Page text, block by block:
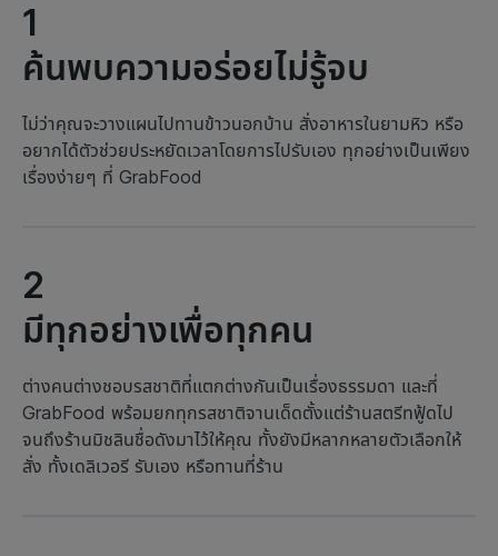
1
ค้นพบความอร่อยไม่รู้จบ
ไม่ว่าคุณจะวางแผนไปทานข้าวนอกบ้าน สั่งอาหารในยามหิว หรือ
อยากได้ตัวช่วยประหยัดเวลาโดยการไปรับเอง ทุกอย่างเป็นเพียง
เรื่องง่ายๆ ที่ GrabFood
2
มีทุกอย่างเพื่อทุกคน
ต่างคนต่างชอบรสชาติที่แตกต่างกันเป็นเรื่องธรรมดา และที่
GrabFood พร้อมยกทุกรสชาติจานเด็ดตั้งแต่ร้านสตรีทฟู้ดไป
จนถึงร้านมิชลินชื่อดังมาไว้ให้คุณ ทั้งยังมีหลากหลายตัวเลือกให้
สั่ง ทั้งเดลิเวอรี รับเอง หรือทานที่ร้าน